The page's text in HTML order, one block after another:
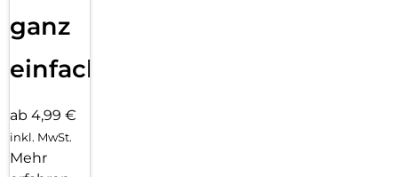
ganz
einfach
ab 4,99 €
inkl. MwSt.
Mehr